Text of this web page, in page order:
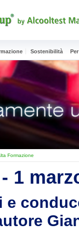
Sostenibilità
Formazione
1
e